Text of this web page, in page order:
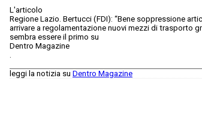
L'articolo
Regione Lazio. Bertucci (FDI): “Bene soppressione
arrivare a regolamentazione nuovi mezzi di trasporto
sembra essere il primo su
Dentro Magazine
.
leggi la notizia su Dentro Magazine